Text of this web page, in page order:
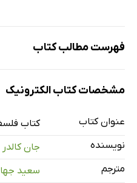
فهرست مطالب کتاب
پیش‌ درآمد مؤلف و قدردانی‌‌ها
بخش اول: دغدغه‌های فکری و
بخش سوم: غیرانسانی بودن
بخش چهارم: تسخیر زمان
مشخصات کتاب الکترونیک
عنوان کتاب
کتاب
نویسنده
جان کالدر
مترجم
سعید